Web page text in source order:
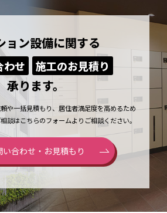
ョン設備に関する
わせ 施工のお見積り
承ります。
や一括見積もり、居住者満足度を高めるため
談はこちらのフォームよりご相談ください。
い合わせ・お見積もり